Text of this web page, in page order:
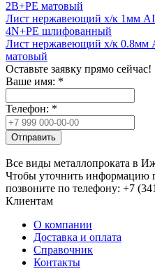
2B+PE матовый
Лист нержавеющий х/к 1мм
4N+PE шлифованный
Лист нержавеющий х/к 0.8мм
матовый
Оставьте заявку прямо сейчас!
Ваше имя: *
Телефон: *
Отправить
Все виды металлопроката в
Чтобы уточнить информацию
позвоните по телефону: +7
Клиентам
О компании
Доставка и оплата
Справочник
Контакты